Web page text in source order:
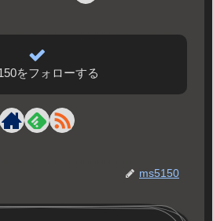
をフォローする
ms5150